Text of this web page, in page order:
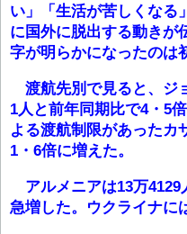
い」「生活が苦しくなる
に国外に脱出する動きが
字が明らかになったのは
渡航先別で見ると、ジ
1人と前年同期比で4・5
よる渡航制限があったカ
1・6倍に増えた。
アルメニアは13万4129
急増した。ウクライナに